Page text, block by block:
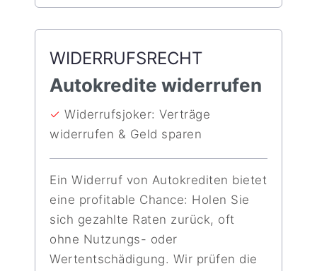
WIDERRUFSRECHT
Autokredite widerrufen
✓ Widerrufsjoker: Verträge
widerrufen & Geld sparen
Ein Widerruf von Autokrediten bietet
eine profitable Chance: Holen Sie
sich gezahlte Raten zurück, oft
ohne Nutzungs- oder
Wertentschädigung. Wir prüfen die